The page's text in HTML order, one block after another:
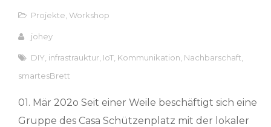
Projekte ,Workshop
johey
DIY infrastrauktur IoT Kommunikation Nachbarschaft
smartesBrett
01. Mär 202o Seit einer Weile beschäftigt sich eine
Gruppe des Casa Schützenplatz mit der lokaler